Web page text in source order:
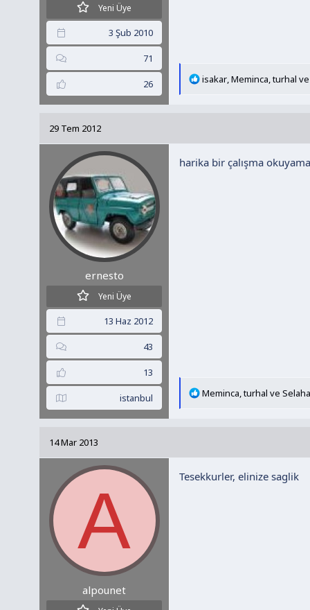
Yeni Üye
3 Şub 2010
71
26
T
l
e
isakar ,Meminca ,turhal
29 Tem 2012
ernesto
Yeni Üye
13 Haz 2012
43
13
istanbul
harika bir çalışma
T
l
e
Meminca,turhal ve
14 Mar 2013
A
alpounet
Tesekkurler, elinize saglik